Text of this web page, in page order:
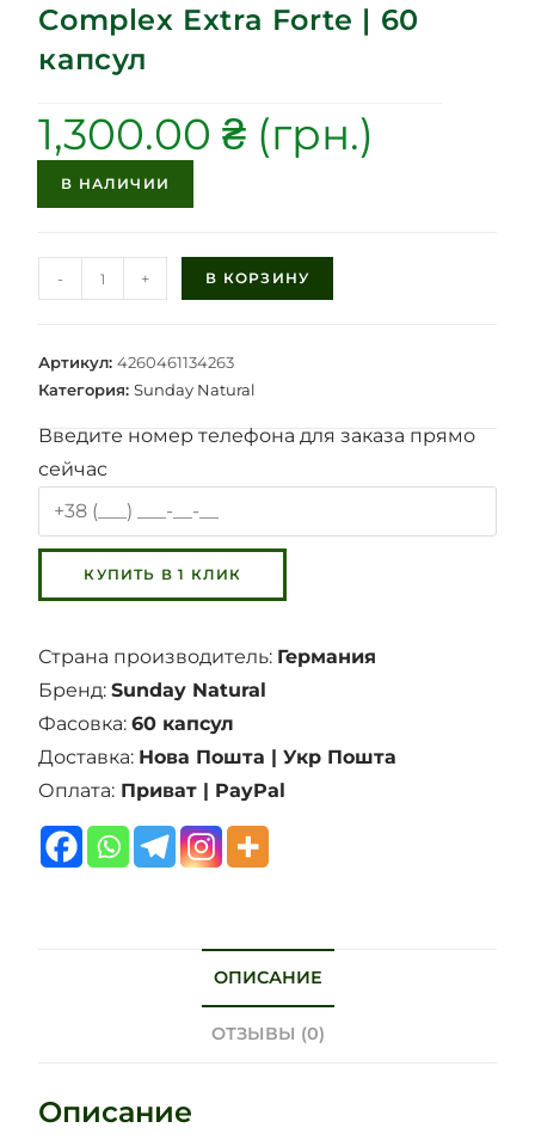
Complex Extra Forte | 60
капсул
1,300.00₴
В НАЛИЧИИ
- + В КОРЗИНУ
Артикул:4260461134263
Категория:Sunday Natural
Введите номер телефона для заказа прямо
сейчас
Страна производитель: Германия
Бренд:Sunday Natural
Фасовка:60 капсул
Доставка: Нова Пошта | Укр Пошта
Оплата: Приват | PayPal
ОПИСАНИЕ
ОТЗЫВЫ (0)
Описание